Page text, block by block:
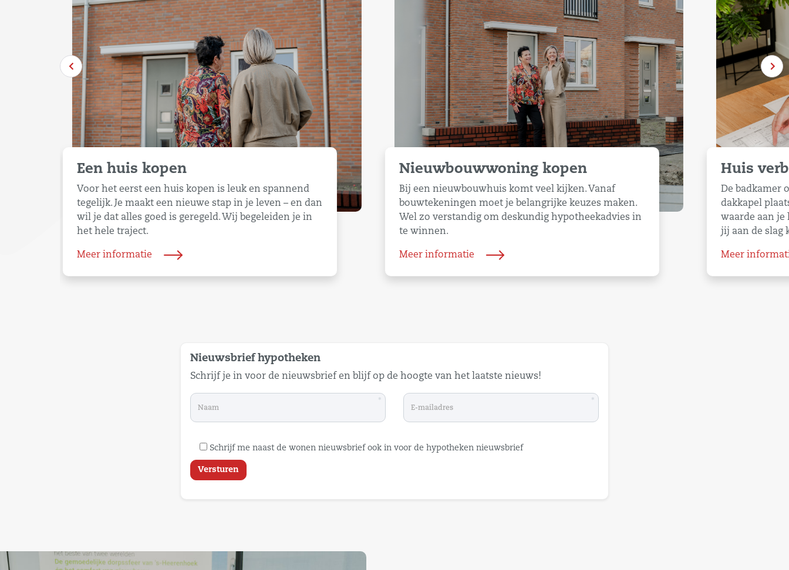
Een huis kopen
Voor het eerst een huis kopen is leuk en spannend
tegelijk. Je maakt een nieuwe stap in je leven – en dan
wil je dat alles goed is geregeld. Wij begeleiden je in
het hele traject.
Meer informatie
Nieuwbouwwoning kopen
Bij een nieuwbouwhuis komt veel kijken. Vanaf
bouwtekeningen moet je belangrijke keuzes maken.
Wel zo verstandig om deskundig hypotheekadvies in
te winnen.
Meer informatie
Huis
De badkamer
dakkapel
waarde aan je
jij aan de slag
Meer
Nieuwsbrief hypotheken
Schrijf je in voor de nieuwsbrief en blijf op de hoogte van het laatste nieuws!
* *
Schrijf me naast de wonen nieuwsbrief ook in voor de hypotheken nieuwsbrief